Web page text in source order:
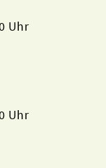
Uhr
Uhr